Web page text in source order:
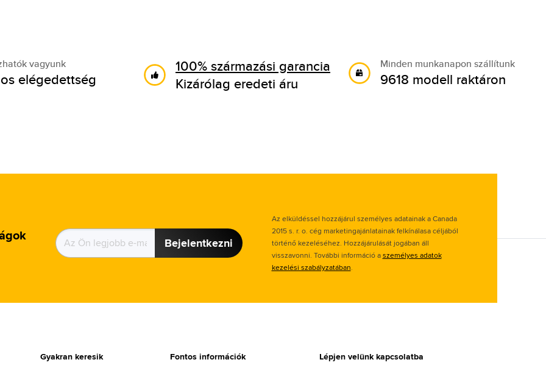
vagyunk
elégedettség
100% származási garancia
Kizárólag eredeti áru
Minden munkanapon szállítunk
9618 modell raktáron
Bejelentkezni
Az elküldéssel hozzájárul személyes adatainak a Canada
2015 s. r. o. cég marketingajánlatainak felkínálasa céljából
történő kezeléséhez. Hozzájárulását jogában áll
visszavonni. További információ aszemélyes adatok
kezelési szabályzatában.
Gyakran keresik Fontos információk Lépjen velünk kapcsolatba